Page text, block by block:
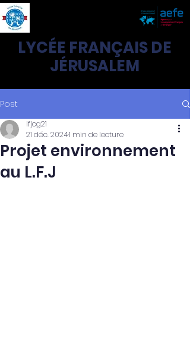
LYCÉE FRANÇAIS DE
JÉRUSALEM
Post
Projet environnement
au L.F.J
lfjcg21
21 déc. 20241 min de lecture